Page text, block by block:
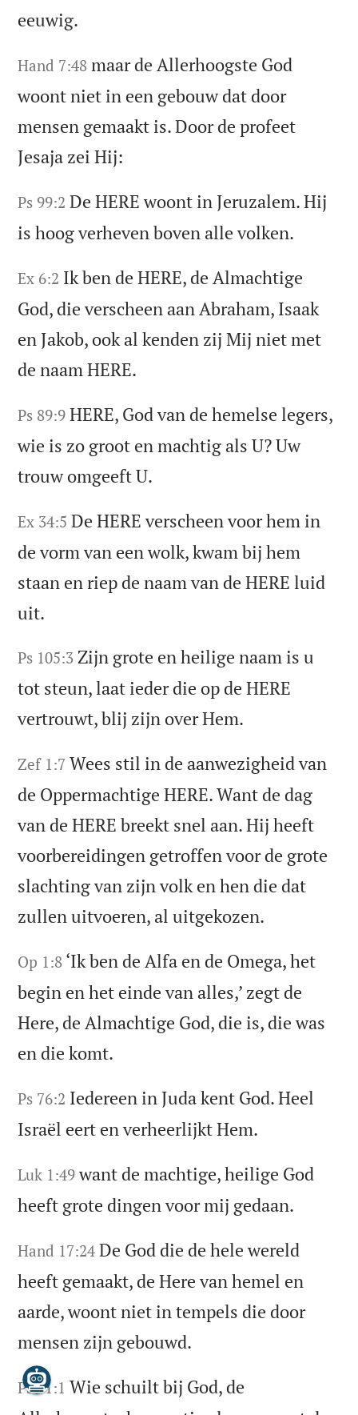
eeuwig.
Hand 7:48 maar de Allerhoogste God
woont niet in een gebouw dat door
mensen gemaakt is. Door de profeet
Jesaja zei Hij:
Ps 99:2 De HERE woont in Jeruzalem. Hij
is hoog verheven boven alle volken.
Ex 6:2 Ik ben de HERE, de Almachtige
God, die verscheen aan Abraham, Isaak
en Jakob, ook al kenden zij Mij niet met
de naam HERE.
Ps 89:9 HERE, God van de hemelse legers,
wie is zo groot en machtig als U? Uw
trouw omgeeft U.
Ex 34:5 De HERE verscheen voor hem in
de vorm van een wolk, kwam bij hem
staan en riep de naam van de HERE luid
uit.
Ps 105:3 Zijn grote en heilige naam is u
tot steun, laat ieder die op de HERE
vertrouwt, blij zijn over Hem.
Zef 1:7 Wees stil in de aanwezigheid van
de Oppermachtige HERE. Want de dag
van de HERE breekt snel aan. Hij heeft
voorbereidingen getroffen voor de grote
slachting van zijn volk en hen die dat
zullen uitvoeren, al uitgekozen.
Op 1:8 ‘Ik ben de Alfa en de Omega, het
begin en het einde van alles,’ zegt de
Here, de Almachtige God, die is, die was
en die komt.
Ps 76:2 Iedereen in Juda kent God. Heel
Israël eert en verheerlijkt Hem.
Luk 1:49 want de machtige, heilige God
heeft grote dingen voor mij gedaan.
Hand 17:24 De God die de hele wereld
heeft gemaakt, de Here van hemel en
aarde, woont niet in tempels die door
mensen zijn gebouwd.
Ps 91:1 Wie schuilt bij God, de